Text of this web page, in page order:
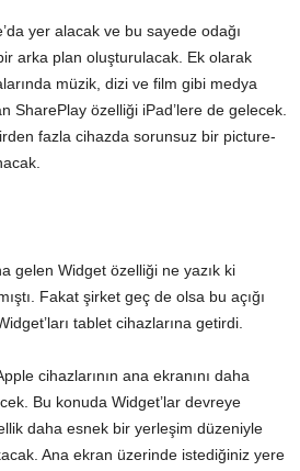
yer alacak ve bu sayede odağı
arka plan oluşturulacak. Ek olarak
müzik, dizi ve film gibi medya
SharePlay özelliği iPad’lere de gelecek.
fazla cihazda sorunsuz bir picture-
gelen Widget özelliği ne yazık ki
Fakat şirket geç de olsa bu açığı
tablet cihazlarına getirdi.
cihazlarının ana ekranını daha
Bu konuda Widget’lar devreye
daha esnek bir yerleşim düzeniyle
Ana ekran üzerinde istediğiniz yere